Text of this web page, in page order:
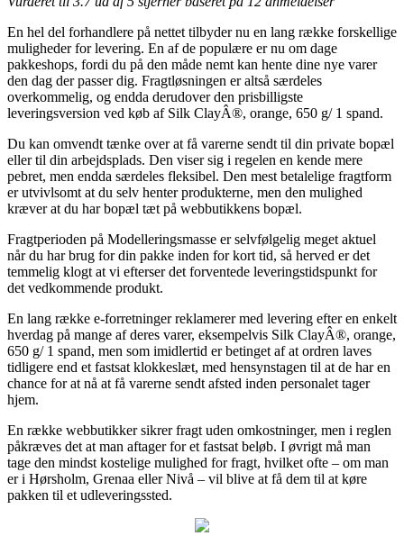
En hel del forhandlere på nettet tilbyder nu en lang række forskellige
muligheder for levering. En af de populære er nu om dage
pakkeshops, fordi du på den måde nemt kan hente dine nye varer
den dag der passer dig. Fragtløsningen er altså særdeles
overkommelig, og endda derudover den prisbilligste
leveringsversion ved køb af Silk ClayÂ®, orange, 650 g/ 1 spand.
Du kan omvendt tænke over at få varerne sendt til din private bopæl
eller til din arbejdsplads. Den viser sig i regelen en kende mere
pebret, men endda særdeles fleksibel. Den mest betalelige fragtform
er utvivlsomt at du selv henter produkterne, men den mulighed
kræver at du har bopæl tæt på webbutikkens bopæl.
Fragtperioden på Modelleringsmasse er selvfølgelig meget aktuel
når du har brug for din pakke inden for kort tid, så herved er det
temmelig klogt at vi efterser det forventede leveringstidspunkt for
det vedkommende produkt.
En lang række e-forretninger reklamerer med levering efter en enkelt
hverdag på mange af deres varer, eksempelvis Silk ClayÂ®, orange,
650 g/ 1 spand, men som imidlertid er betinget af at ordren laves
tidligere end et fastsat klokkeslæt, med hensynstagen til at de har en
chance for at nå at få varerne sendt afsted inden personalet tager
hjem.
En række webbutikker sikrer fragt uden omkostninger, men i reglen
påkræves det at man aftager for et fastsat beløb. I øvrigt må man
tage den mindst kostelige mulighed for fragt, hvilket ofte – om man
er i Hørsholm, Grenaa eller Nivå – vil blive at få dem til at køre
pakken til et udleveringssted.